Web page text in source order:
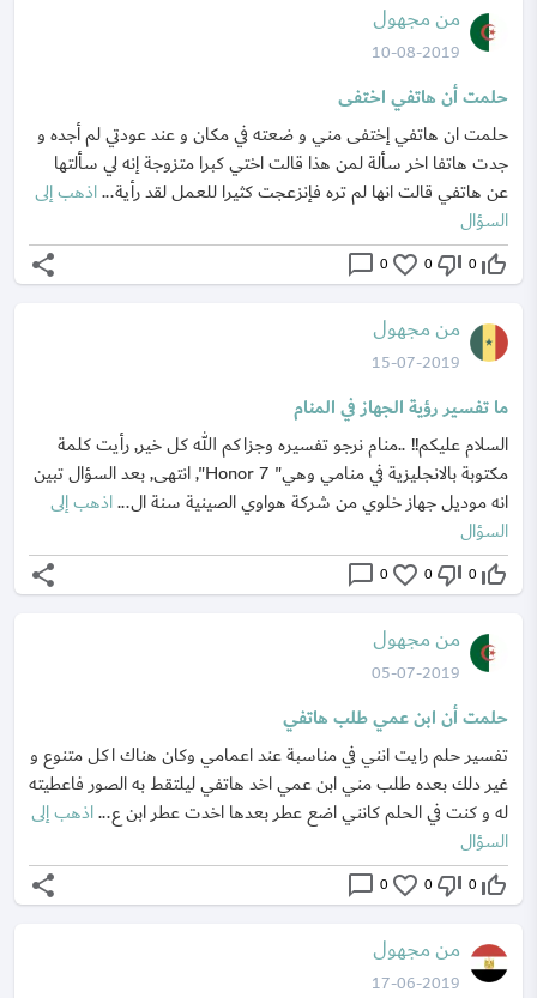
من مجهول
10-08-2019
حلمت أن هاتفي اختفى
حلمت ان هاتفي إختفى مني و ضعته في مكان و عند عودتي لم أجده و
جدت هاتفا اخر سألة لمن هذا قالت اختي كبرا متزوجة إنه لي سألتها
عن هاتفي قالت انها لم تره فإنزعجت كثيرا للعمل لقد رأية...اذهب إلى
السؤال
thumb_up_off_alt
0
thumb_down_off_alt
0
favorite_border
0
chat_bubble_outline
share
من مجهول
15-07-2019
ما تفسير رؤية الجهاز في المنام
السلام عليكم!! ..منام نرجو تفسيره وجزاكم الله كل خير, رأيت كلمة
مكتوبة بالانجليزية في منامي وهي" Honor 7", انتهى, بعد السؤال تبين
انه موديل جهاز خلوي من شركة هواوي الصينية سنة ال...اذهب إلى
السؤال
thumb_up_off_alt
0
thumb_down_off_alt
0
favorite_border
0
chat_bubble_outline
share
من مجهول
05-07-2019
حلمت أن ابن عمي طلب هاتفي
تفسير حلم رايت انني في مناسبة عند اعمامي وكان هناك اكل متنوع و
غير دلك بعده طلب مني ابن عمي اخد هاتفي ليلتقط به الصور فاعطيته
له و كنت في الحلم كانني اضع عطر بعدها اخدت عطر ابن ع...اذهب إلى
السؤال
thumb_up_off_alt
0
thumb_down_off_alt
0
favorite_border
0
chat_bubble_outline
share
من مجهول
17-06-2019